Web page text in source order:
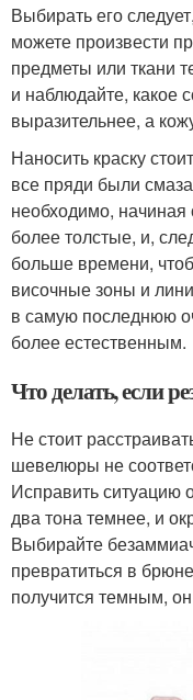
Выбирать его
можете произвести
предметы или ткани
и наблюдайте, какое
выразительнее, а
Наносить краску
все пряди были
необходимо, начиная
более толстые, и,
больше времени,
височные зоны и
в самую последнюю
более естественным.
Что делать, если
Не стоит
шевелюры не
Исправить ситуацию
два тона темнее, и
Выбирайте
превратиться в
получится темным,